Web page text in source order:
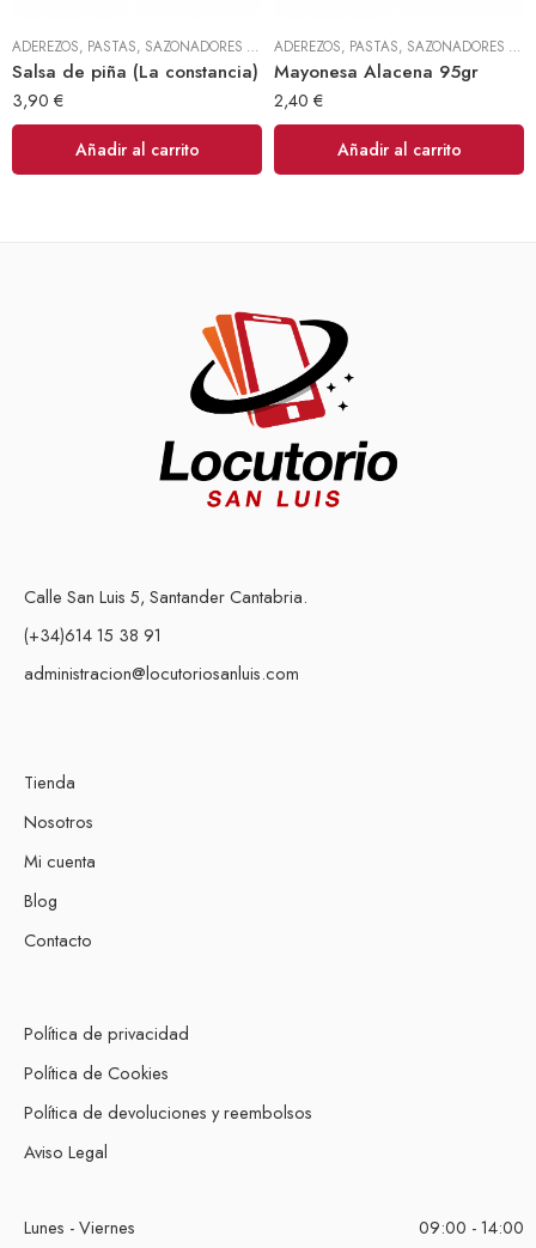
ADEREZOS, PASTAS, SAZONADORES Y CONDIMENTOS ,TODOS
Salsa de piña (La constancia)
3,90 €
Añadir al carrito
ADEREZOS, PASTAS, SAZONADORES Y CONDIMENTOS
Mayonesa Alacena 95gr
2,40 €
Añadir al carrito
Calle San Luis 5, Santander Cantabria.
(+34)614 15 38 91
administracion@locutoriosanluis.com
Tienda
Nosotros
Mi cuenta
Blog
Contacto
Política de privacidad
Política de Cookies
Política de devoluciones y reembolsos
Aviso Legal
Lunes - Viernes
09:00 - 14:00